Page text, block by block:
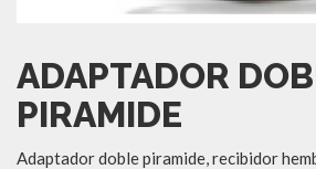
ADAPTADOR
PIRAMIDE
Adaptador doble piramide, recibidor